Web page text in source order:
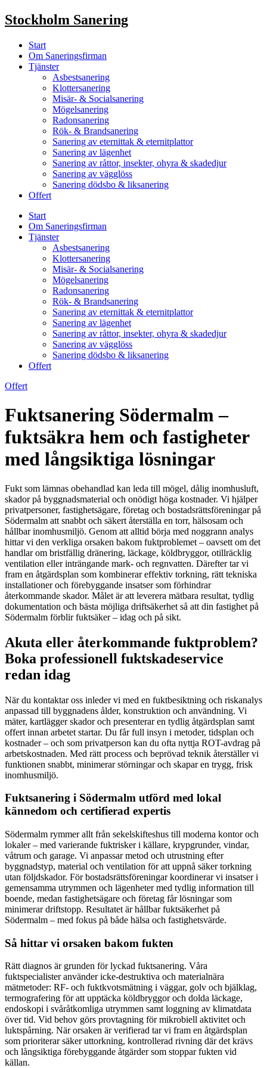
Skip
to
Stockholm Sanering
Start
Om Saneringsfirman
Tjänster
Asbestsanering
Klottersanering
Misär- & Socialsanering
Mögelsanering
Radonsanering
Rök- & Brandsanering
Sanering av eternittak & eternitplattor
Sanering av lägenhet
Sanering av råttor, insekter, ohyra & skadedjur
Sanering av vägglöss
Sanering dödsbo & liksanering
Offert
Start
Om Saneringsfirman
Tjänster
Asbestsanering
Klottersanering
Misär- & Socialsanering
Mögelsanering
Radonsanering
Rök- & Brandsanering
Sanering av eternittak & eternitplattor
Sanering av lägenhet
Sanering av råttor, insekter, ohyra & skadedjur
Sanering av vägglöss
Sanering dödsbo & liksanering
Offert
Offert
Fuktsanering Södermalm –
fuktsäkra hem och fastigheter
med långsiktiga lösningar
Fukt som lämnas obehandlad kan leda till mögel, dålig inomhusluft,
skador på byggnadsmaterial och onödigt höga kostnader. Vi hjälper
privatpersoner, fastighetsägare, företag och bostadsrättsföreningar på
Södermalm att snabbt och säkert återställa en torr, hälsosam och
hållbar inomhusmiljö. Genom att alltid börja med noggrann analys
hittar vi den verkliga orsaken bakom fuktproblemet – oavsett om det
handlar om bristfällig dränering, läckage, köldbryggor, otillräcklig
ventilation eller inträngande mark- och regnvatten. Därefter tar vi
fram en åtgärdsplan som kombinerar effektiv torkning, rätt tekniska
installationer och förebyggande insatser som förhindrar
återkommande skador. Målet är att leverera mätbara resultat, tydlig
dokumentation och bästa möjliga driftsäkerhet så att din fastighet på
Södermalm förblir fuktsäker – idag och på sikt.
Akuta eller återkommande fuktproblem?
Boka professionell fuktskadeservice
redan idag
När du kontaktar oss inleder vi med en fuktbesiktning och riskanalys
anpassad till byggnadens ålder, konstruktion och användning. Vi
mäter, kartlägger skador och presenterar en tydlig åtgärdsplan samt
offert innan arbetet startar. Du får full insyn i metoder, tidsplan och
kostnader – och som privatperson kan du ofta nyttja ROT-avdrag på
arbetskostnaden. Med rätt process och beprövad teknik återställer vi
funktionen snabbt, minimerar störningar och skapar en trygg, frisk
inomhusmiljö.
Fuktsanering i Södermalm utförd med lokal
kännedom och certifierad expertis
Södermalm rymmer allt från sekelskifteshus till moderna kontor och
lokaler – med varierande fuktrisker i källare, krypgrunder, vindar,
våtrum och garage. Vi anpassar metod och utrustning efter
byggnadstyp, material och ventilation för att uppnå säker torkning
utan följdskador. För bostadsrättsföreningar koordinerar vi insatser i
gemensamma utrymmen och lägenheter med tydlig information till
boende, medan fastighetsägare och företag får lösningar som
minimerar driftstopp. Resultatet är hållbar fuktsäkerhet på
Södermalm – med fokus på både hälsa och fastighetsvärde.
Så hittar vi orsaken bakom fukten
Rätt diagnos är grunden för lyckad fuktsanering. Våra
fuktspecialister använder icke-destruktiva och materialnära
mätmetoder: RF- och fuktkvotsmätning i väggar, golv och bjälklag,
termografering för att upptäcka köldbryggor och dolda läckage,
endoskopi i svåråtkomliga utrymmen samt loggning av klimatdata
över tid. Vid behov görs provtagning för mikrobiell aktivitet och
luktspårning. När orsaken är verifierad tar vi fram en åtgärdsplan
som prioriterar säker uttorkning, kontrollerad rivning där det krävs
och långsiktiga förebyggande åtgärder som stoppar fukten vid
källan.